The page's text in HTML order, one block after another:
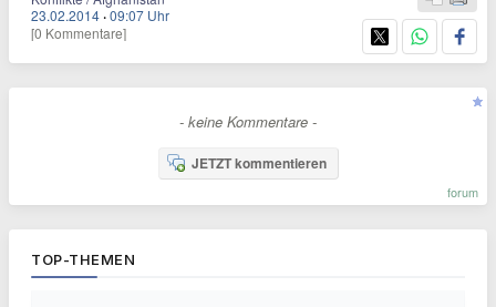
23.02.2014 ·09:07 Uhr
[0 Kommentare]
- keine Kommentare -
JETZT kommentieren
forum
TOP-THEMEN